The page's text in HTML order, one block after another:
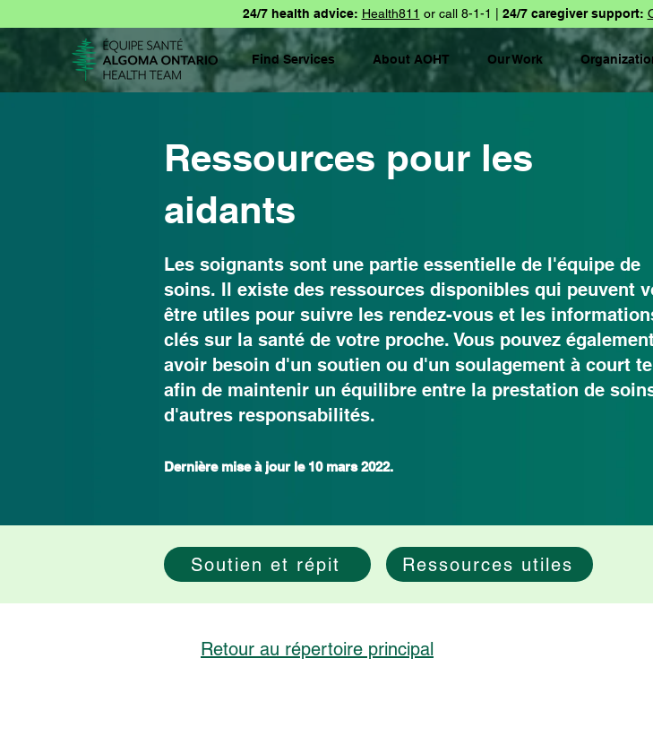
24/7 health advice: Health811 or call 8-1-1 | 24/7 caregiver support:
Find Services About AOHT Our Work
Ressources pour les
aidants
Les soignants sont une partie essentielle de l'équipe de
soins. Il existe des ressources disponibles qui peuvent
être utiles pour suivre les rendez-vous et les
clés sur la santé de votre proche. Vous pouvez
avoir besoin d'un soutien ou d'un soulagement à court
afin de maintenir un équilibre entre la prestation de
d'autres responsabilités.
Dernière mise à jour le 10 mars 2022.
Soutien et répit Ressources utiles
Retour au répertoire principal